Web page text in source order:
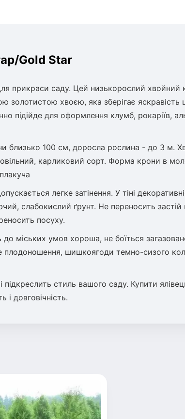
Gold Star
прикраси саду. Цей низькорослий хвойний
хвоєю, яка зберігає яскравість
підійде для оформлення клумб, рокаріїв,
100 см, доросла рослина - до 3 м.
карликовий сорт. Форма крони в
легке затінення. У тіні
слабокислий ґрунт. Не переносить застій
посуху.
міських умов хороша, не боїться
плодоношення, шишкоягоди темно-сизого
стиль вашого саду. Купити
і довговічність.